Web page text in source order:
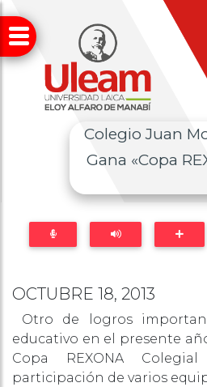
Colegio Juan
Gana «Copa
OCTUBRE 18, 2013
Otro de logros
educativo en el presente
Copa REXONA
participación de varios